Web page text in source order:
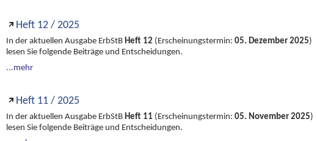
Heft 12 / 2025
In der aktuellen Ausgabe ErbStB Heft 12 (Erscheinungstermin: 05. Dezember 2025)
lesen Sie folgende Beiträge und Entscheidungen.
...mehr
Heft 11 / 2025
In der aktuellen Ausgabe ErbStB Heft 11 (Erscheinungstermin: 05. November 2025)
lesen Sie folgende Beiträge und Entscheidungen.